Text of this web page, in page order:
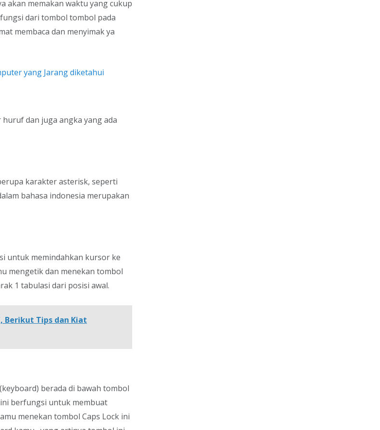
akan memakan waktu yang cukup
dari tombol tombol pada
membaca dan menyimak ya
yang Jarang diketahui
dan juga angka yang ada
karakter asterisk, seperti
bahasa indonesia merupakan
untuk memindahkan kursor ke
mengetik dan menekan tombol
1 tabulasi dari posisi awal.
Berikut Tips dan Kiat
berada di bawah tombol
berfungsi untuk membuat
menekan tombol Caps Lock ini